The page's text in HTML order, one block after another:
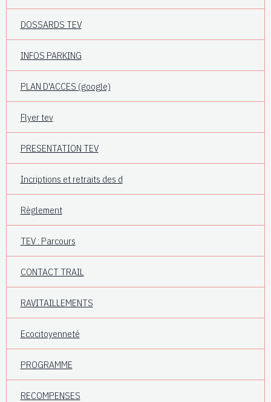
DOSSARDS TEV
INFOS PARKING
PLAN D'ACCES (google)
Flyer tev
PRESENTATION TEV
Incriptions et retraits des d
Règlement
TEV : Parcours
CONTACT TRAIL
RAVITAILLEMENTS
Ecocitoyenneté
PROGRAMME
RECOMPENSES